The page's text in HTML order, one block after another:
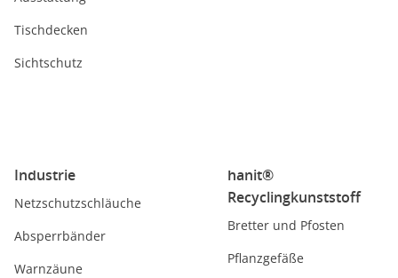
Tischdecken
Sichtschutz
Industrie
Netzschutzschläuche
Absperrbänder
Warnzäune
hanit®
Recyclingkunststoff
Bretter und Pfosten
Pflanzgefäße